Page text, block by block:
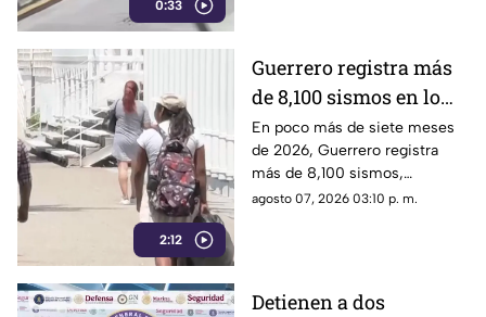
0:33
2:12
Guerrero registra más
de 8,100 sismos en lo
que va de 2026, el año
con mayor sismicidad
de los últimos cinco
años
En poco más de siete meses
de 2026, Guerrero registra
más de 8,100 sismos,
posicionándose como el año
agosto 07, 2026 03:10 p. m.
Detienen a dos